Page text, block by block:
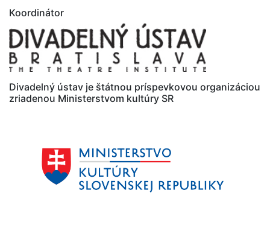
Koordinátor
Divadelný ústav je štátnou príspevkovou organizáciou
zriadenou Ministerstvom kultúry SR